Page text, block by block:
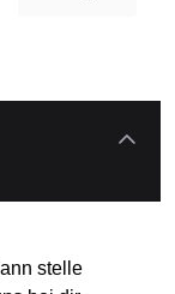
stelle